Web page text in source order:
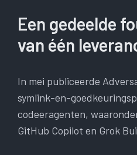
Een gedeelde
van één
In mei publiceerde
symlink-en-
codeeragenten,
GitHub Copilot en Grok